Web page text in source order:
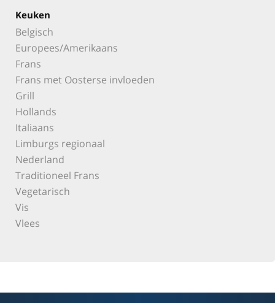
Keuken
Belgisch
Europees/Amerikaans
Frans
Frans met Oosterse invloeden
Grill
Hollands
Italiaans
Limburgs regionaal
Nederland
Traditioneel Frans
Vegetarisch
Vis
Vlees